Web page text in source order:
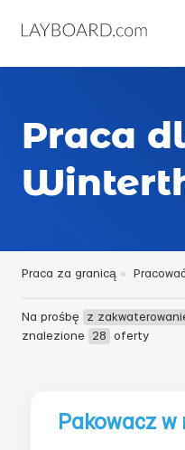
Praca
Praca za granicą
Na prośbę
z
znalezione
28 oferty
Pakowacz